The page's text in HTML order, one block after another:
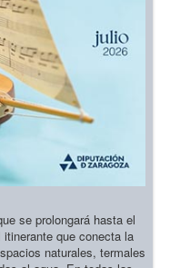
se prolongará hasta el
que conecta la
naturales, termales